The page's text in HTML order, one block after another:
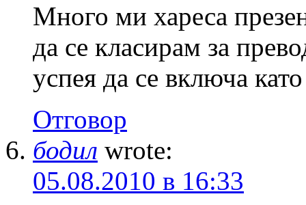
Много ми хареса
да се класирам за
успея да се включа
Отговор
бодил wrote:
05.08.2010 в 16:33